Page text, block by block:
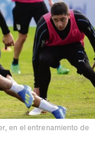
en el entrenamiento de